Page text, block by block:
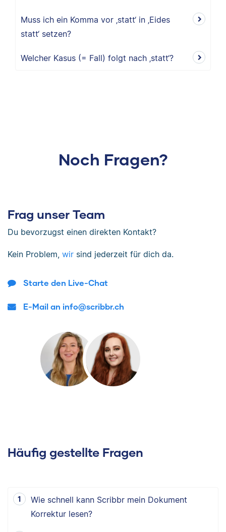
Muss ich ein Komma vor ‚statt‘ in ‚Eides
statt‘ setzen?
Welcher Kasus (= Fall) folgt nach ‚statt‘?
Noch Fragen?
Frag unser Team
Du bevorzugst einen direkten Kontakt?
Kein Problem, wir sind jederzeit für dich da.
Starte den Live-Chat
E-Mail an info@scribbr.ch
Häufig gestellte Fragen
Wie schnell kann Scribbr mein Dokument
Korrektur lesen?